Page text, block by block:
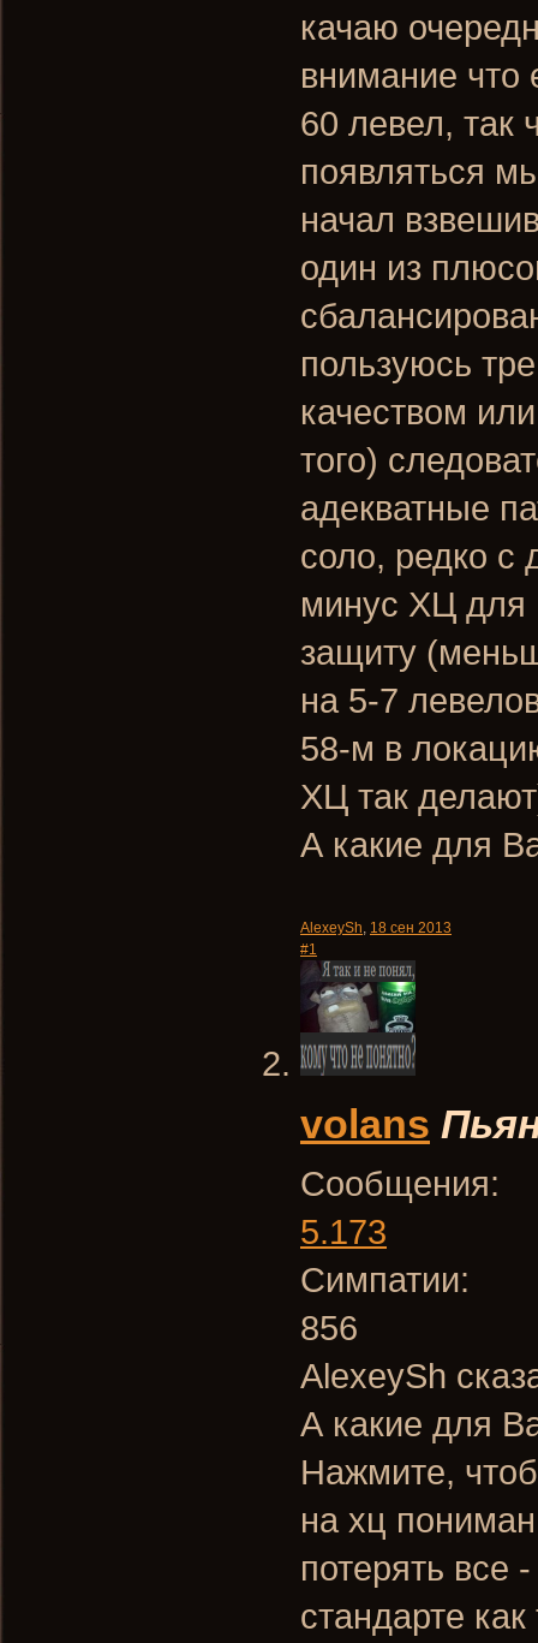
качаю
внимание что
60 левел, так
появляться
начал
один из
пользуюсь
качеством
того)
адекватные
соло, редко с
минус ХЦ для
защиту
на 5-7
58-м в
ХЦ так
А какие для
AlexeySh, 18 сен 2013
#1
volans
Сообщения:
5.173
Симпатии:
856
AlexeySh
А какие для
Нажмите,
на хц
потерять все
стандарте